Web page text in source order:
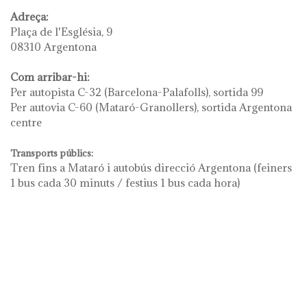
Adreça:
Plaça de l'Església, 9
08310 Argentona
Com arribar-hi:
Per autopista C-32 (Barcelona-Palafolls), sortida 99
Per autovia C-60 (Mataró-Granollers), sortida Argentona
centre
Transports públics:
Tren fins a Mataró i autobús direcció Argentona (feiners
1 bus cada 30 minuts / festius 1 bus cada hora)